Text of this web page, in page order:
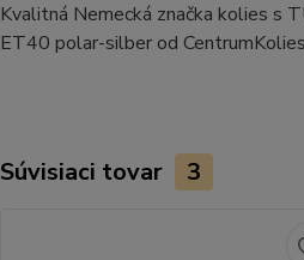
Kvalitná Nemecká značka kolies s
ET40 polar-silber od
Súvisiaci tovar 3